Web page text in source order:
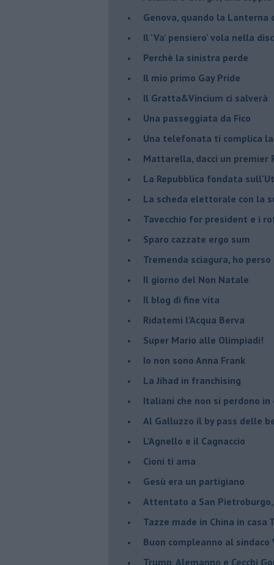
Genova, quando la Lanterna
Il 'Va' pensiero' vola nella
Perchè la sinistra perde
Il mio primo Gay Pride
Il Gratta&Vincium ci salverà
Una passeggiata da Fico
Una telefonata ti complica
Mattarella, dacci un premier
La Repubblica fondata
La scheda elettorale con la
Tavecchio for president e i
Sparo cazzate ergo sum
Tremenda sciagura, ho
Il giorno del Non Natale
Il blog di fine vita
​Ridatemi l’Acqua Berva
Super Mario alle Olimpiadi!
Io non sono Anna Frank
​La Jihad in franchising
Italiani che non si perdono in
Al Galluzzo il by pass delle
L'Agnello e il Cagnaccio
Cioni ti ama
​Gesù era un partigiano
Attentato a San
Tazze made in China in casa
Buon compleanno al sindaco
Trump, Alemanno e Cecchi